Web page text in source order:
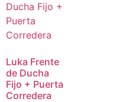
Luka Frente
de Ducha
Fijo + Puerta
Corredera